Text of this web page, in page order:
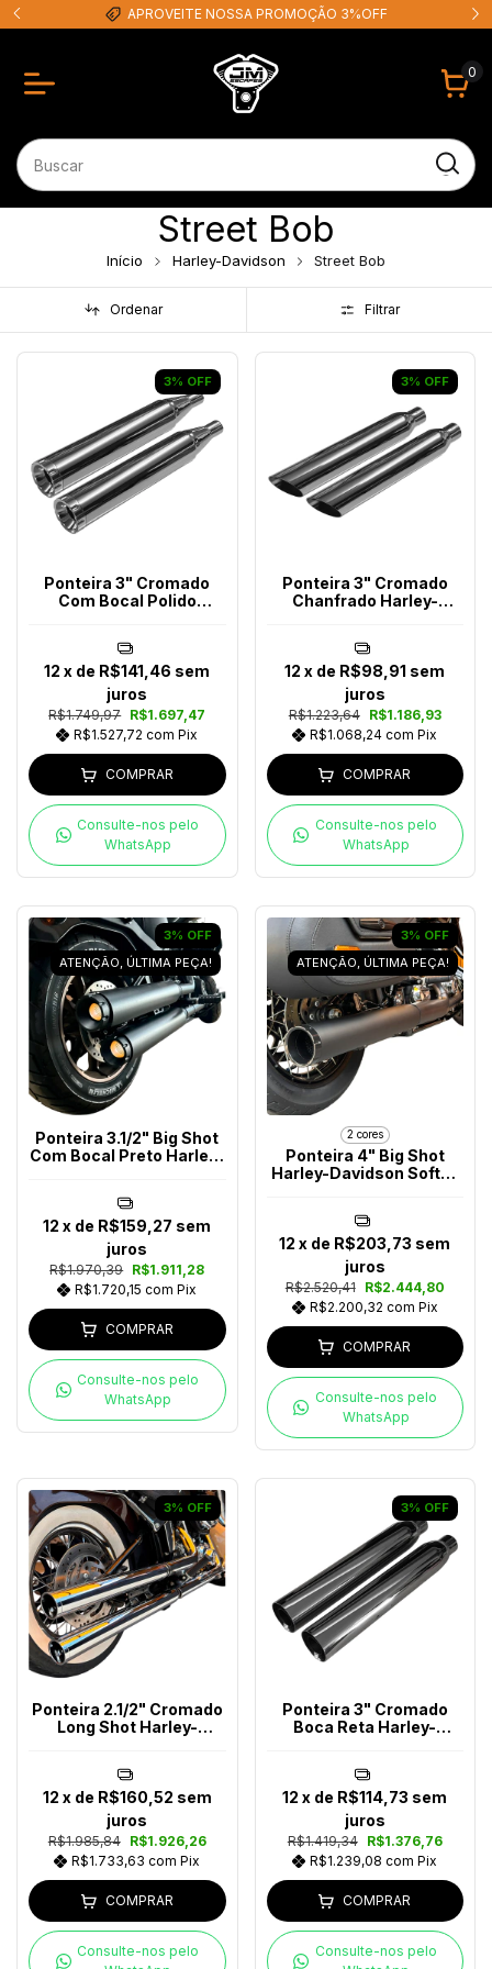
APROVEITE NOSSA PROMOÇÃO 3%OFF
0
Street Bob
Início Harley-Davidson Street Bob
Ordenar Filtrar
3% OFF
Ponteira 3" Cromado
Com Bocal Polido
R$1.749,97 R$1.697,47
R$1.527,72com Pix
12 x de R$141,46 sem
juros
COMPRAR
Consulte-nos pelo
WhatsApp
3% OFF
Ponteira 3" Cromado
Chanfrado Harley-
R$1.223,64
R$1.186,93
R$1.068,24com Pix
12 x de R$98,91 sem
juros
COMPRAR
Consulte-nos pelo
WhatsApp
3% OFF
ATENÇÃO, ÚLTIMA PEÇA!
Ponteira 3.1/2" Big Shot
Com Bocal Preto Harley-
R$1.970,39 R$1.911,28
R$1.720,15com Pix
12 x de R$159,27 sem
juros
COMPRAR
Consulte-nos pelo
WhatsApp
3% OFF
ATENÇÃO, ÚLTIMA PEÇA!
2 cores
Ponteira 4" Big Shot
Harley-Davidson Softail
R$2.520,41
R$2.444,80
R$2.200,32 com Pix
12 x de R$203,73 sem
juros
COMPRAR
Consulte-nos pelo
WhatsApp
3% OFF
Ponteira 2.1/2" Cromado
Long Shot Harley-
R$1.985,84
R$1.926,26
R$1.733,63com Pix
12 x de R$160,52 sem
juros
COMPRAR
Consulte-nos pelo
3% OFF
Ponteira 3" Cromado
Boca Reta Harley-
R$1.419,34
R$1.376,76
R$1.239,08com Pix
12 x de R$114,73 sem
juros
COMPRAR
Consulte-nos pelo